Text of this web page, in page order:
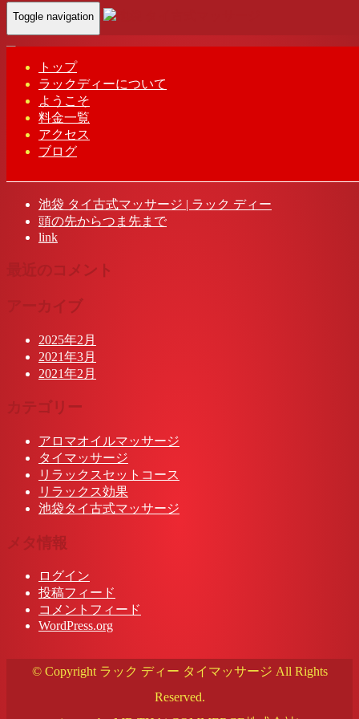
Toggle navigation
トップ
ラックディーについて
ようこそ
料金一覧
アクセス
ブログ
Home-明けま…
明けましておめでとうございます。
池袋 タイ古式マッサージ | ラック ディー
頭の先からつま先まで
link
最近のコメント
アーカイブ
2025年2月
2021年3月
2021年2月
カテゴリー
アロマオイルマッサージ
タイマッサージ
リラックスセットコース
リラックス効果
池袋タイ古式マッサージ
メタ情報
ログイン
投稿フィード
コメントフィード
WordPress.org
© Copyright ラック ディー タイマッサージ All Rights
Reserved.